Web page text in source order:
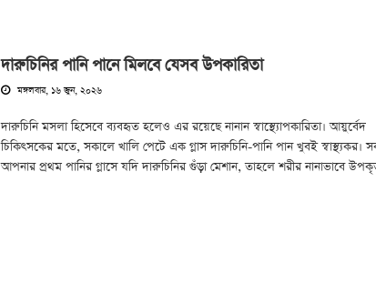
দারুচিনির পানি পানে মিলবে যেসব উপকারিতা
মঙ্গলবার, ১৬ জুন, ২০২৬
দারুচিনি মসলা হিসেবে ব্যবহৃত হলেও এর রয়েছে নানান স্বাস্থ্যোপকারিতা। আয়ুর্বেদ
চিকিৎসকের মতে, সকালে খালি পেটে এক গ্লাস দারুচিনি-পানি পান খুবই স্বাস্থ্যকর।
আপনার প্রথম পানির গ্লাসে যদি দারুচিনির গুঁড়া মেশান, তাহলে শরীর নানাভাবে